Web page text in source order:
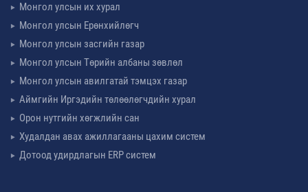
Монгол улсын их хурал
Монгол улсын Ерөнхийлөгч
Монгол улсын засгийн газар
Монгол улсын Төрийн албаны зөвлөл
Монгол улсын авилгатай тэмцэх газар
Аймгийн Иргэдийн төлөөлөгчдийн хурал
Орон нутгийн хөгжлийн сан
Худалдан авах ажиллагааны цахим систем
Дотоод удирдлагын ERP систем